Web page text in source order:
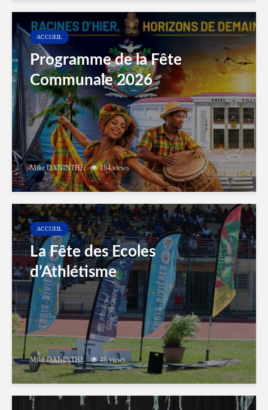
ACCUEIL
Programme de la Fête
Communale 2026
Mike DANINTHE 184 views
ACCUEIL
La Fête des Ecoles
d’Athlétisme
Mike DANINTHE 46 views